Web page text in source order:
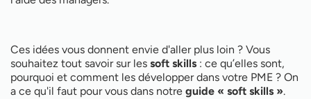
Ces idées vous donnent envie d'aller plus loin ? Vous
souhaitez tout savoir sur les soft skills : ce qu’elles sont,
pourquoi et comment les développer dans votre PME ? On
a ce qu'il faut pour vous dans notre guide « soft skills ».